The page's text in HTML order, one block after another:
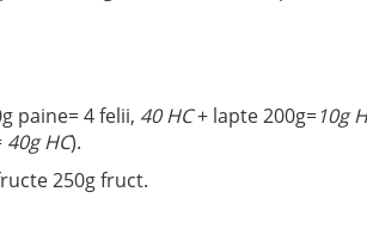
paine= 4 felii, 40 HC+ lapte 200g=10g
40g HC).
250g fruct.